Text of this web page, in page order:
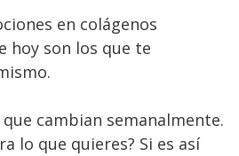
en colágenos
hoy son los que te
cambian semanalmente.
lo que quieres? Si es así